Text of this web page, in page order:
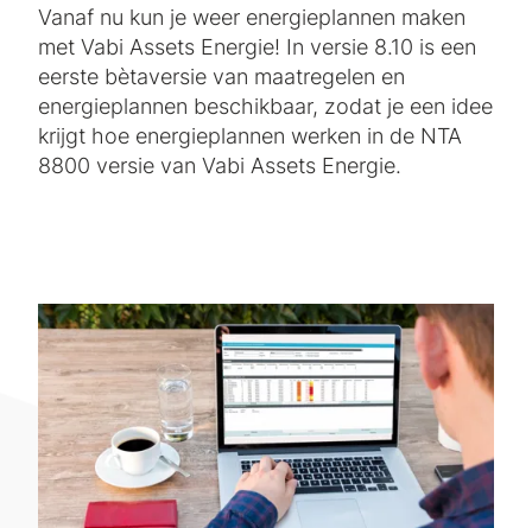
Vanaf nu kun je weer energieplannen maken
met Vabi Assets Energie! In versie 8.10 is een
eerste bètaversie van maatregelen en
energieplannen beschikbaar, zodat je een idee
krijgt hoe energieplannen werken in de NTA
8800 versie van Vabi Assets Energie.